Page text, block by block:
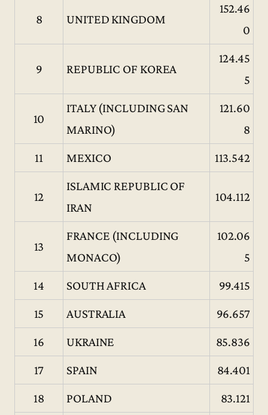
8 UNITED KINGDOM
152.46
0
9 REPUBLIC OF KOREA
124.45
5
10
ITALY (INCLUDING SAN
MARINO)
121.60
8
11
MEXICO 113.542
12
ISLAMIC REPUBLIC OF
IRAN
104.112
13
FRANCE (INCLUDING
MONACO)
102.06
5
14
SOUTH AFRICA
99.415
15
AUSTRALIA
96.657
16
UKRAINE
85.836
17
SPAIN
84.401
18
POLAND
83.121